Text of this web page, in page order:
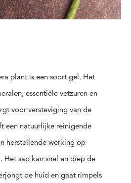
plant is een soort gel. Het
essentiële vetzuren en
voor versteviging van de
een natuurlijke reinigende
herstellende werking op
Het sap kan snel en diep de
de huid en gaat rimpels